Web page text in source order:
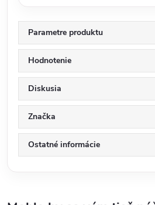
Parametre produktu
Hodnotenie
Diskusia
Značka
Ostatné informácie